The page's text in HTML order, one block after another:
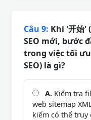
Câu 9: Khi '开始'
SEO mới, bước
trong việc tối
SEO) là gì?
A. Kiểm tra
web sitemap
kiếm có thể truy